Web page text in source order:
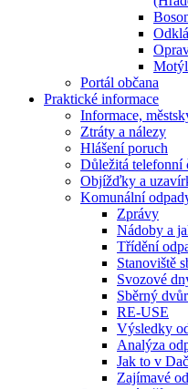
Portál občana
Praktické informace
Informace,
Ztráty a nálezy
Hlášení poruch
Důležitá telefonní
Objížďky a
Komunální
Zprávy
Nádoby a
Třídění
Stanoviště
Svozové
Sběrný dvůr
RE-USE
Výsledky
Analýza
Jak to v
Zajímavé